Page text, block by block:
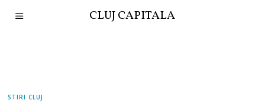
CLUJ CAPITALA
STIRI CLUJ